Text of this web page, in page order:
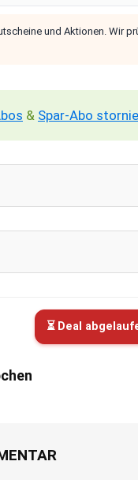
und Aktionen. Wir
& Spar-Abo
⏳ Deal